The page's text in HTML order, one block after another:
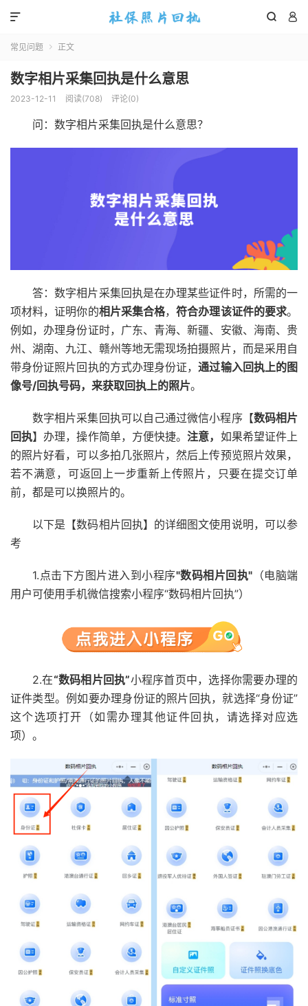
 

常见问题  正文
数字相片采集回执是什么意思
2023-12-11 阅读(708) 评论(0)
问：数字相片采集回执是什么意思？
答：数字相片采集回执是在办理某些证件时，所需的一
项材料，证明你的相片采集合格，符合办理该证件的要求。
例如，办理身份证时，广东、青海、新疆、安徽、海南、贵
州、湖南、九江、赣州等地无需现场拍摄照片，而是采用自
带身份证照片回执的方式办理身份证，通过输入回执上的图
像号/回执号码，来获取回执上的照片。
数字相片采集回执可以自己通过微信小程序【数码相片
回执】办理，操作简单，方便快捷。注意， 如果希望证件上
的照片好看，可以多拍几张照片，然后上传预览照片效果，
若不满意，可返回上一步重新上传照片，只要在提交订单
前，都是可以换照片的。
以下是【数码相片回执】的详细图文使用说明，可以参
考
1.点击下方图片进入到小程序"数码相片回执" （电脑端
用户可使用手机微信搜索小程序“数码相片回执”）
2.在“数码相片回执”小程序首页中，选择你需要办理的
证件类型。例如要办理身份证的照片回执，就选择“身份证”
这个选项打开（如需办理其他证件回执，请选择对应选
项）。